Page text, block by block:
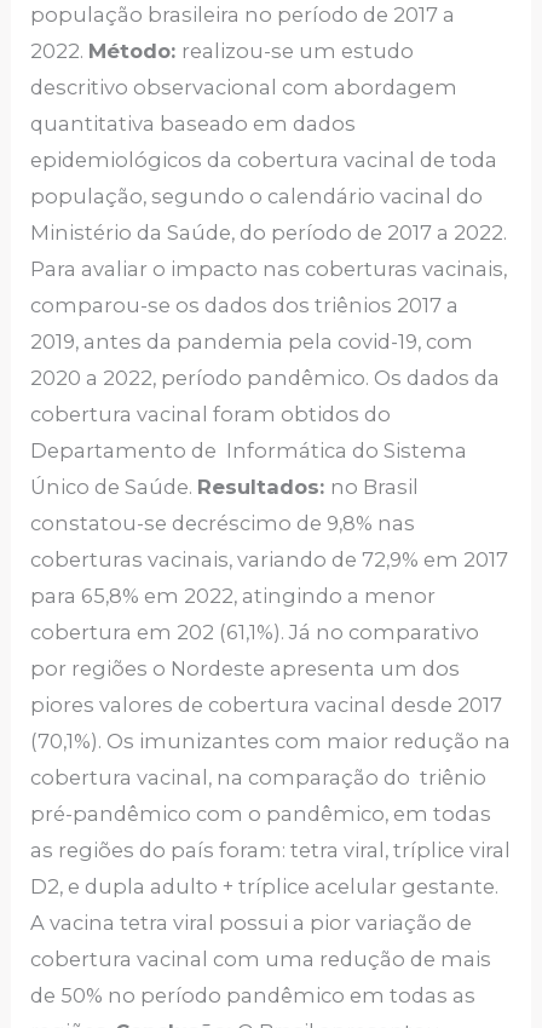
população brasileira no período de 2017 a
2022. Método: realizou-se um estudo
descritivo observacional com abordagem
quantitativa baseado em dados
epidemiológicos da cobertura vacinal de toda
população, segundo o calendário vacinal do
Ministério da Saúde, do período de 2017 a 2022.
Para avaliar o impacto nas coberturas vacinais,
comparou-se os dados dos triênios 2017 a
2019, antes da pandemia pela covid-19, com
2020 a 2022, período pandêmico. Os dados da
cobertura vacinal foram obtidos do
Departamento de Informática do Sistema
Único de Saúde. Resultados: no Brasil
constatou-se decréscimo de 9,8% nas
coberturas vacinais, variando de 72,9% em 2017
para 65,8% em 2022, atingindo a menor
cobertura em 202 (61,1%). Já no comparativo
por regiões o Nordeste apresenta um dos
piores valores de cobertura vacinal desde 2017
(70,1%). Os imunizantes com maior redução na
cobertura vacinal, na comparação do triênio
pré-pandêmico com o pandêmico, em todas
as regiões do país foram: tetra viral, tríplice viral
D2, e dupla adulto + tríplice acelular gestante.
A vacina tetra viral possui a pior variação de
cobertura vacinal com uma redução de mais
de 50% no período pandêmico em todas as